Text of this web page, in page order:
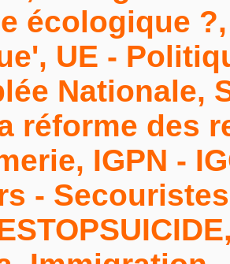
écologique
UE -
Nationale,
réforme des
IGPN -
-